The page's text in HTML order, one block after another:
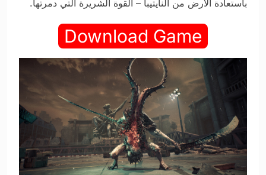
باستعادة الأرض من النايتيبا – القوة الشريرة التي دمرتها.
Download Game